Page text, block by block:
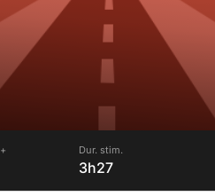
Dur. stim.
3h27